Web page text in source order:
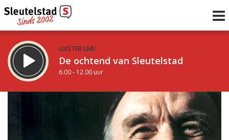
LUISTER LIVE:
De ochtend van Sleutelstad
6.00 - 12.00 uur
De middag van Sleutelstad
uur 1 van 0 Volgend uur